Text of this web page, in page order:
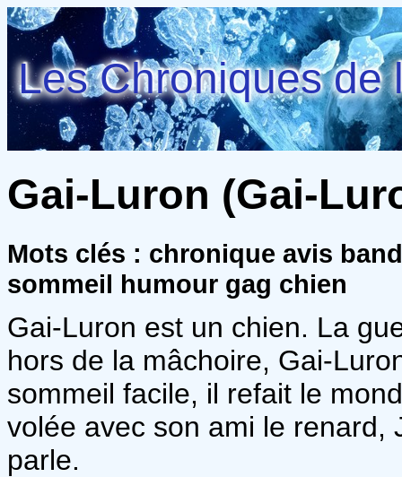
Les Chroniques de
Gai-Luron (Gai-
Mots clés : chronique avis
sommeil humour gag chien
Gai-Luron est un chien. La
hors de la mâchoire, Gai-
sommeil facile, il refait le
volée avec son ami le renard,
parle.